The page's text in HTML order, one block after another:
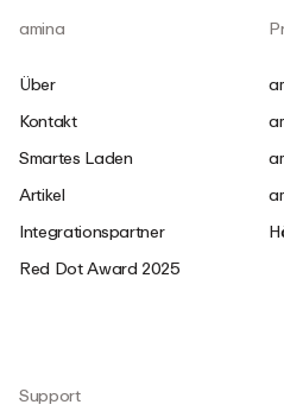
amina
Über
Kontakt
Smartes Laden
Artikel
Integrationspartner
Red Dot Award 2025
Support